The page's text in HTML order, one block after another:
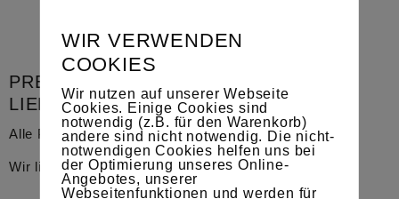
PREISE, VERSANDKOSTEN UND
LIEFERINFORMATIONEN
Alle Produkte sind versandkostenfrei.
Wir liefern nur innerhalb Deutschlands.
WIR VERWENDEN
COOKIES
Wir nutzen auf unserer Webseite
Cookies. Einige Cookies sind
notwendig (z.B. für den Warenkorb)
andere sind nicht notwendig. Die nicht-
notwendigen Cookies helfen uns bei
der Optimierung unseres Online-
Angebotes, unserer
Webseitenfunktionen und werden für